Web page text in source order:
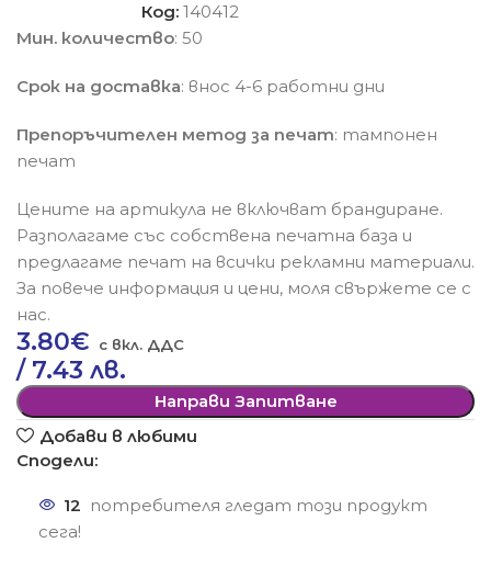
Код:140412
Мин. количество: 50
Срок на доставка: внос 4-6 работни дни
Препоръчителен метод за печат: тампонен
печат
Цените на артикула не включват брандиране.
Разполагаме със собствена печатна база и
предлагаме печат на всички рекламни материали.
За повече информация и цени, моля свържете се с
нас.
3.80€
/ 7.43 лв.
Направи Запитване
Добави в любими
Сподели:
12 потребителя гледат този продукт
сега!